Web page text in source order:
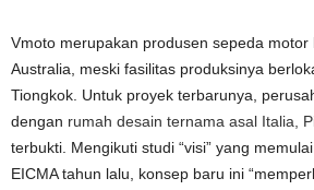
Vmoto merupakan produsen sepeda motor
Australia, meski fasilitas produksinya
Tiongkok. Untuk proyek terbarunya,
dengan rumah desain ternama asal Italia,
terbukti. Mengikuti studi “visi” yang
EICMA tahun lalu, konsep baru ini